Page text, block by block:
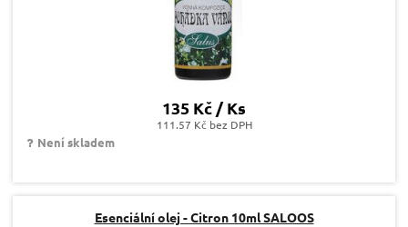
135 Kč / Ks
111.57 Kč bez DPH
Není skladem
Esenciální olej - Citron 10ml SALOOS